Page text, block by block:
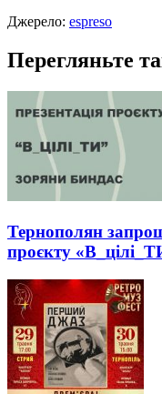
Джерело: espreso
Перегляньте
Тернополян
проєкту